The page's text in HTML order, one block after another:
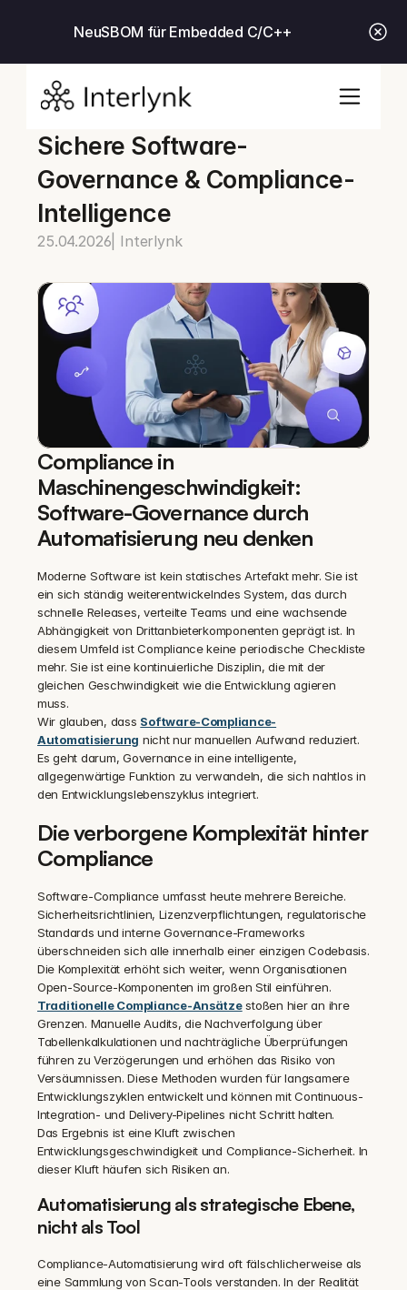
NeuSBOM für Embedded C/C++
Sichere Software-
Governance & Compliance-
Intelligence
25.04.2026 | Interlynk
Compliance in
Maschinengeschwindigkeit:
Software-Governance durch
Automatisierung neu denken
Moderne Software ist kein statisches Artefakt mehr. Sie ist
ein sich ständig weiterentwickelndes System, das durch
schnelle Releases, verteilte Teams und eine wachsende
Abhängigkeit von Drittanbieterkomponenten geprägt ist. In
diesem Umfeld ist Compliance keine periodische Checkliste
mehr. Sie ist eine kontinuierliche Disziplin, die mit der
gleichen Geschwindigkeit wie die Entwicklung agieren
muss.
Wir glauben, dass Software-Compliance-
Automatisierung nicht nur manuellen Aufwand reduziert.
Es geht darum, Governance in eine intelligente,
allgegenwärtige Funktion zu verwandeln, die sich nahtlos in
den Entwicklungslebenszyklus integriert.
Die verborgene Komplexität hinter
Compliance
Software-Compliance umfasst heute mehrere Bereiche.
Sicherheitsrichtlinien, Lizenzverpflichtungen, regulatorische
Standards und interne Governance-Frameworks
überschneiden sich alle innerhalb einer einzigen Codebasis.
Die Komplexität erhöht sich weiter, wenn Organisationen
Open-Source-Komponenten im großen Stil einführen.
Traditionelle Compliance-Ansätze stoßen hier an ihre
Grenzen. Manuelle Audits, die Nachverfolgung über
Tabellenkalkulationen und nachträgliche Überprüfungen
führen zu Verzögerungen und erhöhen das Risiko von
Versäumnissen. Diese Methoden wurden für langsamere
Entwicklungszyklen entwickelt und können mit Continuous-
Integration- und Delivery-Pipelines nicht Schritt halten.
Das Ergebnis ist eine Kluft zwischen
Entwicklungsgeschwindigkeit und Compliance-Sicherheit. In
dieser Kluft häufen sich Risiken an.
Automatisierung als strategische Ebene,
nicht als Tool
Compliance-Automatisierung wird oft fälschlicherweise als
eine Sammlung von Scan-Tools verstanden. In der Realität